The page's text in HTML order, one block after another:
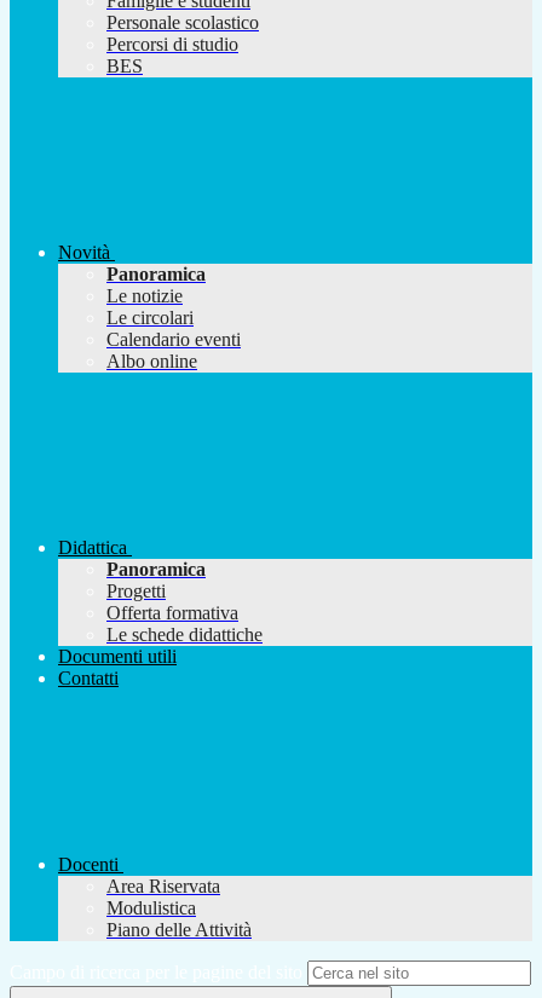
Personale scolastico
Percorsi di studio
BES
Novità
Panoramica
Le notizie
Le circolari
Calendario eventi
Albo online
Didattica
Panoramica
Progetti
Offerta formativa
Le schede didattiche
Documenti utili
Contatti
Docenti
Area Riservata
Modulistica
Piano delle Attività